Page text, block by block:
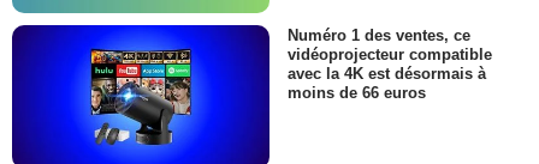
Numéro 1 des ventes, ce
vidéoprojecteur compatible
avec la 4K est désormais à
moins de 66 euros